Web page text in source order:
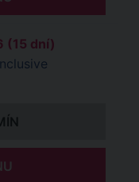
(15 dní)